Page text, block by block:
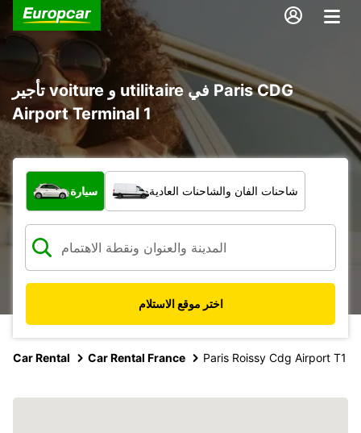
تأجير voiture و utilitaire في Paris CDG
Airport Terminal 1
ما نوع المركبة؟
سيارة شاحنات الفان والشاحنات العادية
اختر موقع الاستلام
Car Rental Car Rental France Paris Roissy Cdg Airport T1